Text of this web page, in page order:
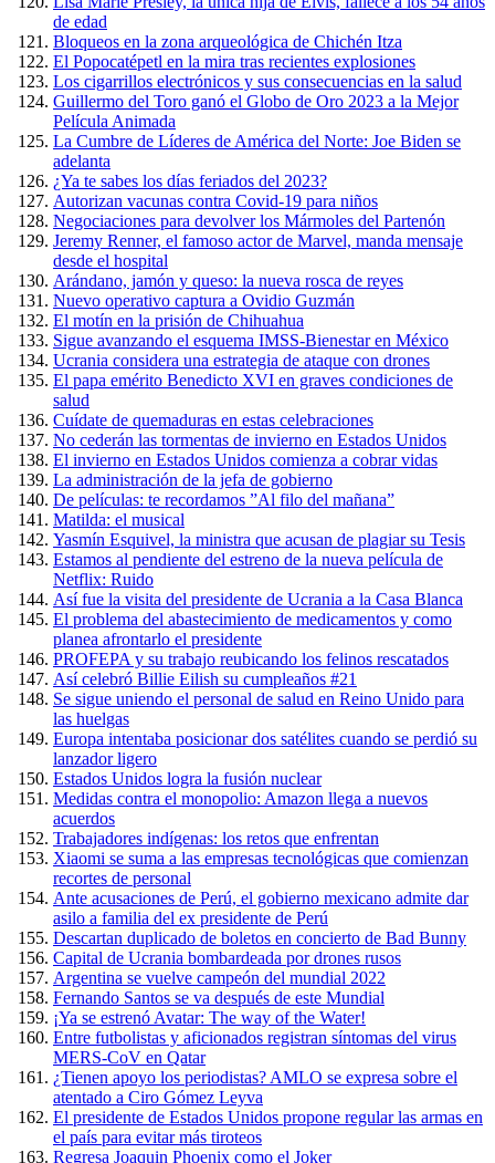
de edad
Bloqueos en la zona arqueológica de Chichén Itza
El Popocatépetl en la mira tras recientes explosiones
Los cigarrillos electrónicos y sus consecuencias en la salud
Guillermo del Toro ganó el Globo de Oro 2023 a la Mejor
Película Animada
La Cumbre de Líderes de América del Norte: Joe Biden se
adelanta
¿Ya te sabes los días feriados del 2023?
Autorizan vacunas contra Covid-19 para niños
Negociaciones para devolver los Mármoles del Partenón
Jeremy Renner, el famoso actor de Marvel, manda mensaje
desde el hospital
Arándano, jamón y queso: la nueva rosca de reyes
Nuevo operativo captura a Ovidio Guzmán
El motín en la prisión de Chihuahua
Sigue avanzando el esquema IMSS-Bienestar en México
Ucrania considera una estrategia de ataque con drones
El papa emérito Benedicto XVI en graves condiciones de
salud
Cuídate de quemaduras en estas celebraciones
No cederán las tormentas de invierno en Estados Unidos
El invierno en Estados Unidos comienza a cobrar vidas
La administración de la jefa de gobierno
De películas: te recordamos ”Al filo del mañana”
Matilda: el musical
Yasmín Esquivel, la ministra que acusan de plagiar su Tesis
Estamos al pendiente del estreno de la nueva película de
Netflix: Ruido
Así fue la visita del presidente de Ucrania a la Casa Blanca
El problema del abastecimiento de medicamentos y como
planea afrontarlo el presidente
PROFEPA y su trabajo reubicando los felinos rescatados
Así celebró Billie Eilish su cumpleaños #21
Se sigue uniendo el personal de salud en Reino Unido para
las huelgas
Europa intentaba posicionar dos satélites cuando se perdió su
lanzador ligero
Estados Unidos logra la fusión nuclear
Medidas contra el monopolio: Amazon llega a nuevos
acuerdos
Trabajadores indígenas: los retos que enfrentan
Xiaomi se suma a las empresas tecnológicas que comienzan
recortes de personal
Ante acusaciones de Perú, el gobierno mexicano admite dar
asilo a familia del ex presidente de Perú
Descartan duplicado de boletos en concierto de Bad Bunny
Capital de Ucrania bombardeada por drones rusos
Argentina se vuelve campeón del mundial 2022
Fernando Santos se va después de este Mundial
¡Ya se estrenó Avatar: The way of the Water!
Entre futbolistas y aficionados registran síntomas del virus
MERS-CoV en Qatar
¿Tienen apoyo los periodistas? AMLO se expresa sobre el
atentado a Ciro Gómez Leyva
El presidente de Estados Unidos propone regular las armas en
el país para evitar más tiroteos
Regresa Joaquin Phoenix como el Joker